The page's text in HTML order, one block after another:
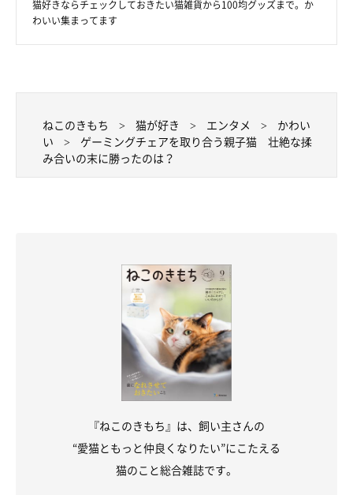
猫好きならチェックしておきたい猫雑貨から100均グッズまで。か
わいい集まってます
ねこのきもち 猫が好き エンタメ
かわい
い
ゲーミングチェアを取り合う親子猫 壮絶な揉
み合いの末に勝ったのは？
『ねこのきもち』は、飼い主さんの
“愛猫ともっと仲良くなりたい”にこたえる
猫のこと総合雑誌です。